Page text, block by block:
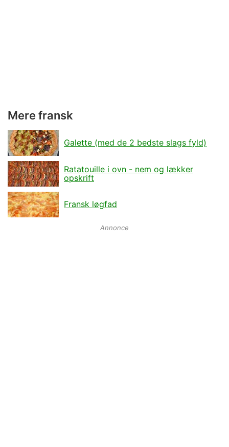
Mere fransk
Galette (med de 2 bedste slags fyld)
Ratatouille i ovn - nem og lækker
opskrift
Fransk løgfad
Annonce